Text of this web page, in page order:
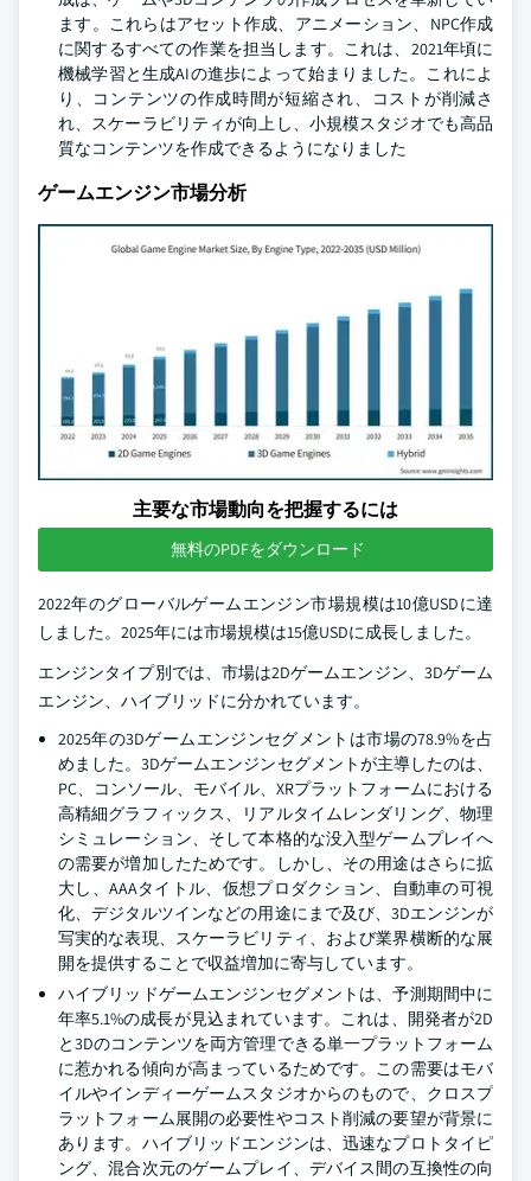
ます。これらはアセット作成、アニメーション、NPC作成
に関するすべての作業を担当します。これは、2021年頃に
機械学習と生成AIの進歩によって始まりました。これによ
り、コンテンツの作成時間が短縮され、コストが削減さ
れ、スケーラビリティが向上し、小規模スタジオでも高品
質なコンテンツを作成できるようになりました
ゲームエンジン市場分析
主要な市場動向を把握するには
無料のPDFをダウンロード
2022年のグローバルゲームエンジン市場規模は10億USDに達
しました。2025年には市場規模は15億USDに成長しました。
エンジンタイプ別では、市場は2Dゲームエンジン、3Dゲーム
エンジン、ハイブリッドに分かれています。
2025年の3Dゲームエンジンセグメントは市場の78.9%を占
めました。3Dゲームエンジンセグメントが主導したのは、
PC、コンソール、モバイル、XRプラットフォームにおける
高精細グラフィックス、リアルタイムレンダリング、物理
シミュレーション、そして本格的な没入型ゲームプレイへ
の需要が増加したためです。しかし、その用途はさらに拡
大し、AAAタイトル、仮想プロダクション、自動車の可視
化、デジタルツインなどの用途にまで及び、3Dエンジンが
写実的な表現、スケーラビリティ、および業界横断的な展
開を提供することで収益増加に寄与しています。
ハイブリッドゲームエンジンセグメントは、予測期間中に
年率5.1%の成長が見込まれています。これは、開発者が2D
と3Dのコンテンツを両方管理できる単一プラットフォーム
に惹かれる傾向が高まっているためです。この需要はモバ
イルやインディーゲームスタジオからのもので、クロスプ
ラットフォーム展開の必要性やコスト削減の要望が背景に
あります。ハイブリッドエンジンは、迅速なプロトタイピ
ング、混合次元のゲームプレイ、デバイス間の互換性の向